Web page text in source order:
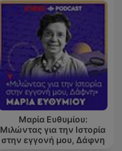
Μαρία Ευθυμίου:
Μιλώντας για την Ιστορία
στην εγγονή μου, Δάφνη